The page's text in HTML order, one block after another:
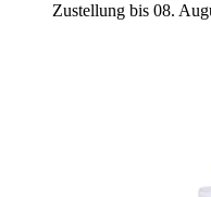
Zustellung bis 08.